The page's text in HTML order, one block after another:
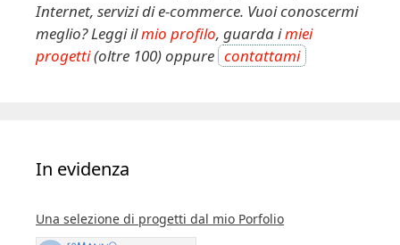
Internet, servizi di e-commerce. Vuoi conoscermi
meglio? Leggi ilmio profilo, guarda imiei
progetti(oltre 100) oppure contattami
In evidenza
Una selezione di progetti dal mio Porfolio